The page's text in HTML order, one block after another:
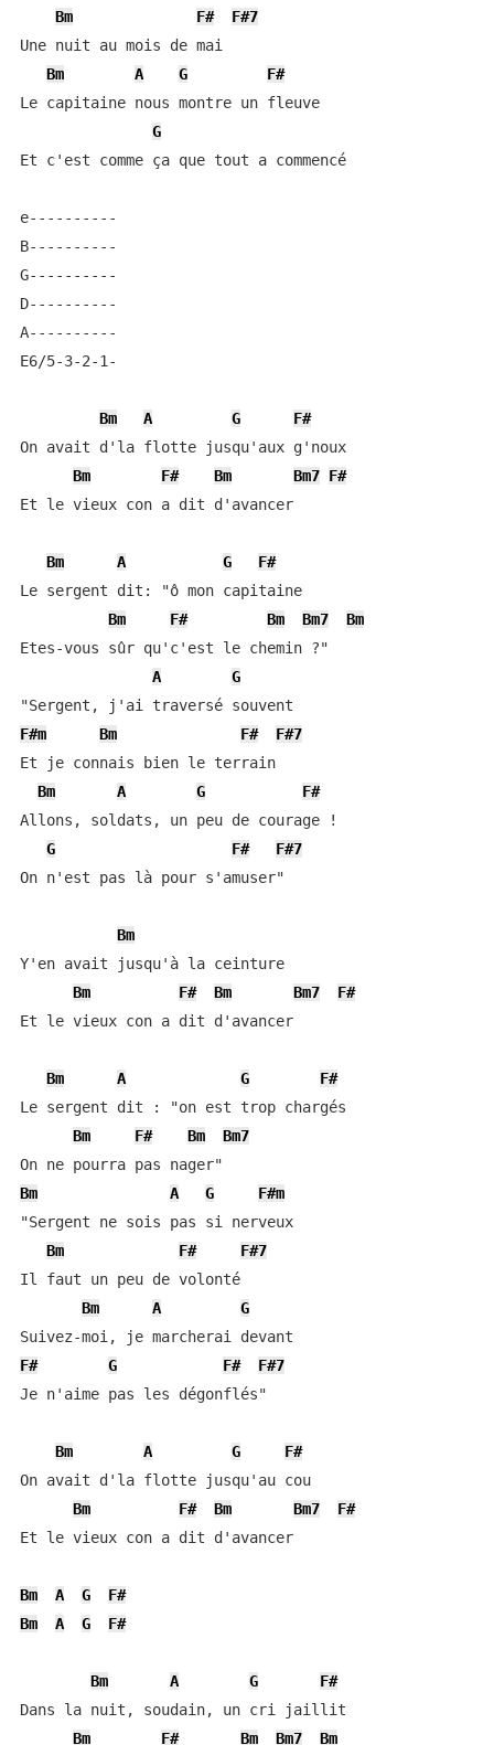
Bm
F#
F#7
Une nuit au mois de mai
Bm
A G
F#
Le capitaine nous montre un fleuve
G
Et c'est comme ça que tout a commencé
e----------
B----------
G----------
D----------
A----------
E6/5-3-2-1-
Bm A G
F#
On avait d'la flotte jusqu'aux g'noux
Bm
F# Bm Bm7 F#
Et le vieux con a dit d'avancer
Bm A G
F#
Le sergent dit: "ô mon capitaine
Bm
F# Bm Bm7
Bm
Etes-vous sûr qu'c'est le chemin ?"
A
G
F#m
Bm F#
F#7
Et je connais bien le terrain
Bm
A G
F#
Allons, soldats, un peu de courage !
G
F#
F#7
On n'est pas là pour s'amuser"
Bm
Y'en avait jusqu'à la ceinture
Bm
F# Bm Bm7
F#
Et le vieux con a dit d'avancer
Bm A G
F#
Le sergent dit : "on est trop chargés
Bm
F# Bm
Bm7
Bm
A G
F#m
"Sergent ne sois pas si nerveux
Bm
F#
F#7
Il faut un peu de volonté
Bm
A
G
F#
G F#
F#7
Je n'aime pas les dégonflés"
Bm A G
F#
On avait d'la flotte jusqu'au cou
Bm
F# Bm Bm7
F#
Et le vieux con a dit d'avancer
Bm A G
F#
Bm
A G F#
Bm A G
F#
Dans la nuit, soudain, un cri jaillit
Bm
F# Bm Bm7 Bm